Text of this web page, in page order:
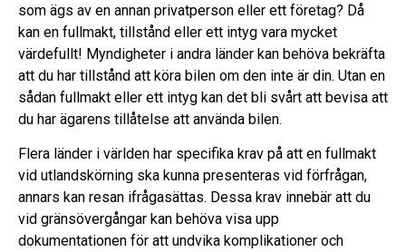
som ägs av en annan privatperson eller ett företag? Då
kan en fullmakt, tillstånd eller ett intyg vara mycket
värdefullt! Myndigheter i andra länder kan behöva bekräfta
att du har tillstånd att köra bilen om den inte är din. Utan en
sådan fullmakt eller ett intyg kan det bli svårt att bevisa att
du har ägarens tillåtelse att använda bilen.
Flera länder i världen har specifika krav på att en fullmakt
vid utlandskörning ska kunna presenteras vid förfrågan,
annars kan resan ifrågasättas. Dessa krav innebär att du
vid gränsövergångar kan behöva visa upp
dokumentationen för att undvika komplikationer och